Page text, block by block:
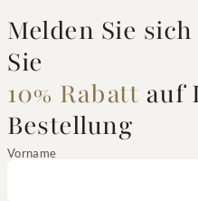
Melden Sie
Sie
10% Rabatt auf
Bestellung
Vorname